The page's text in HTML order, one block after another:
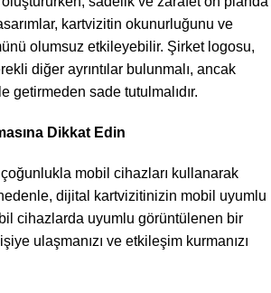
kartvizitin okunurluğunu ve
olumsuz etkileyebilir. Şirket logosu,
diğer ayrıntılar bulunmalı, ancak
getirmeden sade tutulmalıdır.
Dikkat Edin
mobil cihazları kullanarak
dijital kartvizitinizin mobil uyumlu
cihazlarda uyumlu görüntülenen bir
ulaşmanızı ve etkileşim kurmanızı